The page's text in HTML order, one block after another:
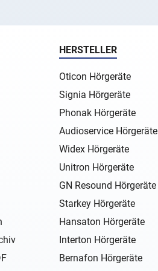
HERSTELLER
Oticon Hörgeräte
Signia Hörgeräte
Phonak Hörgeräte
Audioservice Hörgeräte
Widex Hörgeräte
Unitron Hörgeräte
GN Resound Hörgeräte
Starkey Hörgeräte
Hansaton Hörgeräte
Interton Hörgeräte
Bernafon Hörgeräte